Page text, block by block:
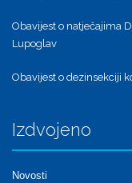
Obavijest o natječajima
Lupoglav
Obavijest o dezinsekciji
Izdvojeno
Novosti